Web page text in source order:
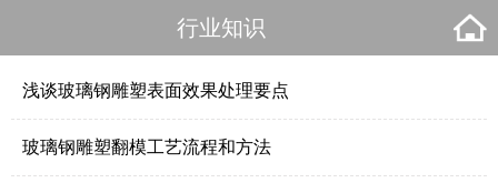
行业知识
浅谈玻璃钢雕塑表面效果处理要点
玻璃钢雕塑翻模工艺流程和方法